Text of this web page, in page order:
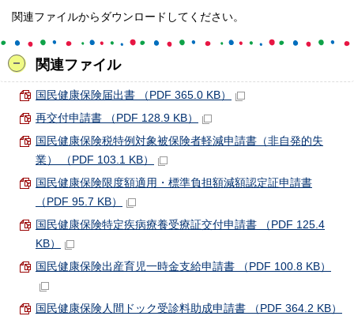
関連ファイルからダウンロードしてください。
関連ファイル
国民健康保険届出書 （PDF 365.0 KB）
再交付申請書 （PDF 128.9 KB）
国民健康保険税特例対象被保険者軽減申請書（非自発的失
業） （PDF 103.1 KB）
国民健康保険限度額適用・標準負担額減額認定証申請書
（PDF 95.7 KB）
国民健康保険特定疾病療養受療証交付申請書 （PDF 125.4
KB）
国民健康保険出産育児一時金支給申請書 （PDF 100.8 KB）
国民健康保険人間ドック受診料助成申請書 （PDF 364.2 KB）